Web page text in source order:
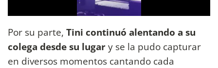
Por su parte, Tini continuó alentando a su
colega desde su lugary se la pudo capturar
en diversos momentos cantando cada